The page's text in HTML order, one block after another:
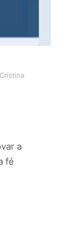
a
fé